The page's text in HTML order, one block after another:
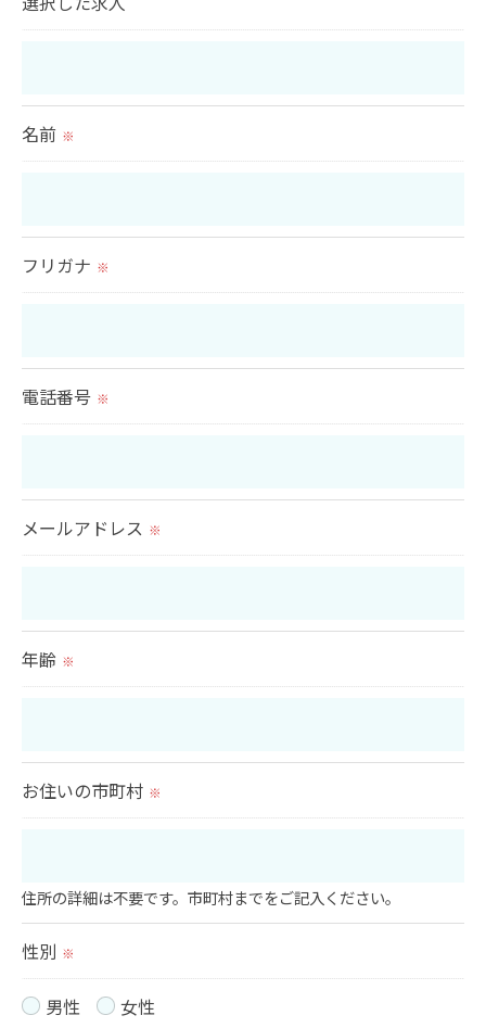
当社では、個人情報の漏洩等がなされないよう、適
＜個人情報を与えなかった場合に生じる結果＞
必要な情報を頂けない場合は、それに対応した当社
＜個人情報の開示･訂正・削除･利用停止の手続につ
用停止の手続を定めさせて頂いております。
ご本人である事を確認のうえ、対応させて頂きま
きにつきましては、お電話でお問合せ下さい。
名前 ※
フリガナ ※
電話番号 ※
メールアドレス ※
年齢 ※
お住いの市町村 ※
住所の詳細は不要です。市町村までをご記入ください。
性別 ※
男性 女性